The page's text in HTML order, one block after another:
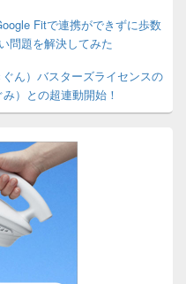
Fitで連携ができずに歩数
問題を解決してみた
ん）バスターズライセンスの
）との超連動開始！